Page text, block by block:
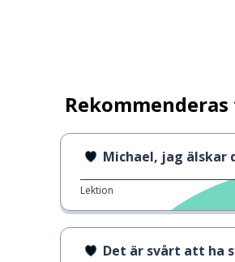
Michael, jag älskar
Lektion
Det är svårt att ha